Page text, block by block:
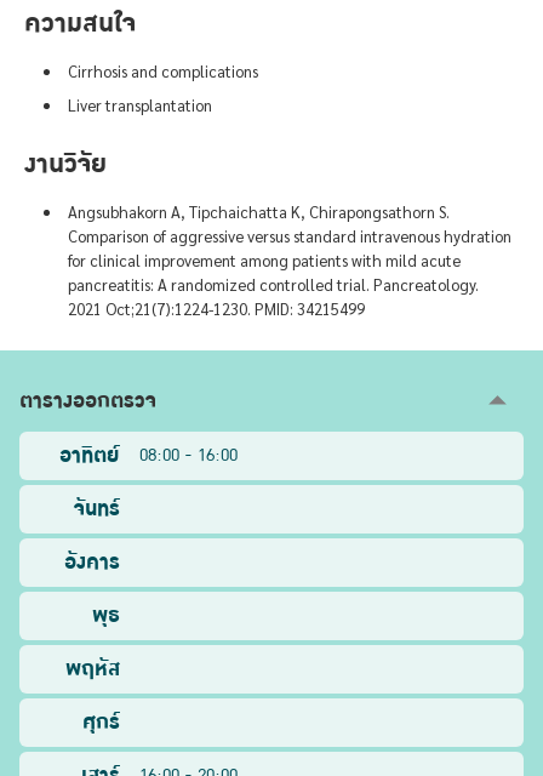
ความสนใจ
Cirrhosis and complications
Liver transplantation
งานวิจัย
Angsubhakorn A, Tipchaichatta K, Chirapongsathorn S.
Comparison of aggressive versus standard intravenous hydration
for clinical improvement among patients with mild acute
pancreatitis: A randomized controlled trial. Pancreatology.
2021 Oct;21(7):1224-1230. PMID: 34215499
ตารางออกตรวจ
อาทิตย์
08:00 - 16:00
จันทร์
อังคาร
พุธ
พฤหัส
ศุกร์